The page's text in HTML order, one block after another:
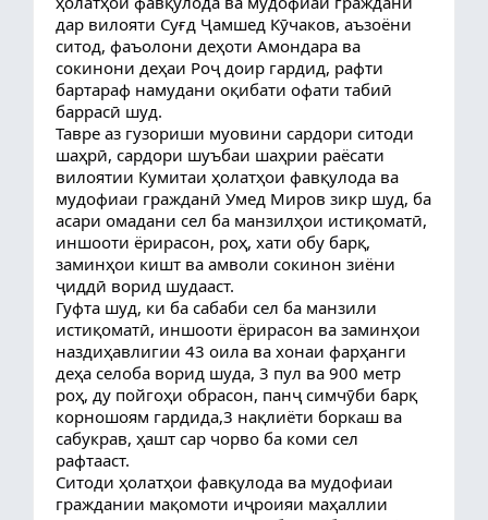
дар вилояти Суғд Ҷамшед Кӯчаков, аъзоёни
ситод, фаъолони деҳоти Амондара ва
сокинони деҳаи Роҷ доир гардид, рафти
бартараф намудани оқибати офати табиӣ
баррасӣ шуд.
Тавре аз гузориши муовини сардори ситоди
шаҳрӣ, сардори шуъбаи шаҳрии раёсати
вилоятии Кумитаи ҳолатҳои фавқулода ва
мудофиаи гражданӣ Умед Миров зикр шуд, ба
асари омадани сел ба манзилҳои истиқоматӣ,
иншооти ёрирасон, роҳ, хати обу барқ,
заминҳои кишт ва амволи сокинон зиёни
ҷиддӣ ворид шудааст.
Гуфта шуд, ки ба сабаби сел ба манзили
истиқоматӣ, иншооти ёрирасон ва заминҳои
наздиҳавлигии 43 оила ва хонаи фарҳанги
деҳа селоба ворид шуда, 3 пул ва 900 метр
роҳ, ду пойгоҳи обрасон, панҷ симчӯби барқ
корношоям гардида,3 нақлиёти боркаш ва
сабукрав, ҳашт сар чорво ба коми сел
рафтааст.
Ситоди ҳолатҳои фавқулода ва мудофиаи
граждании мақомоти иҷроияи маҳаллии